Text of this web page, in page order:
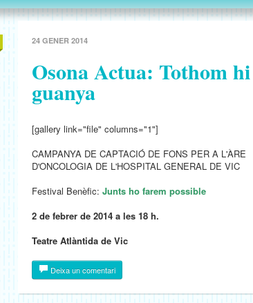
24 GENER 2014
Osona Actua: Tothom hi
guanya
[gallery link="file" columns="1"]
CAMPANYA DE CAPTACIÓ DE FONS PER A L'ÀRE
D'ONCOLOGIA DE L'HOSPITAL GENERAL DE VIC
Festival Benèfic: Junts ho farem possible
2 de febrer de 2014 a les 18 h.
Teatre Atlàntida de Vic
Deixa un comentari